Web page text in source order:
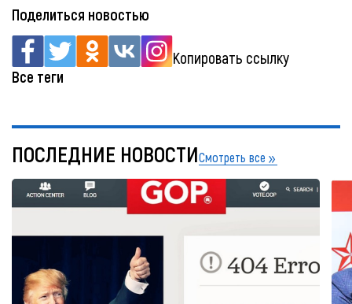
Поделиться новостью
Копировать ссылку
Все теги
ПОСЛЕДНИЕ НОВОСТИСмотреть все